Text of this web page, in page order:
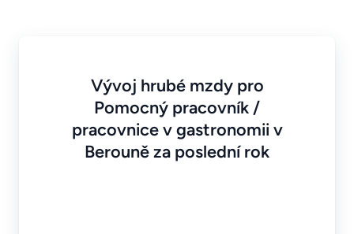
Vývoj hrubé mzdy pro
Pomocný pracovník /
pracovnice v gastronomii v
Berouně za poslední rok